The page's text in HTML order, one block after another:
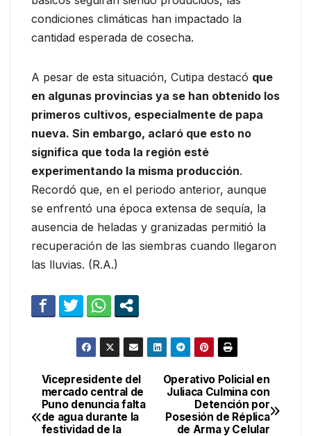
condiciones climáticas han impactado la
cantidad esperada de cosecha.
A pesar de esta situación, Cutipa destacó que
en algunas provincias ya se han obtenido los
primeros cultivos, especialmente de papa
nueva. Sin embargo, aclaró que esto no
significa que toda la región esté
experimentando la misma producción.
Recordó que, en el periodo anterior, aunque
se enfrentó una época extensa de sequía, la
ausencia de heladas y granizadas permitió la
recuperación de las siembras cuando llegaron
las lluvias. (R.A.)
Navegación
de
Operativo Policial en
Juliaca Culmina con
Detención por
Posesión de Réplica
de Arma y Celular
Vicepresidente del
mercado central de
Puno denuncia falta
de agua durante la
festividad de la